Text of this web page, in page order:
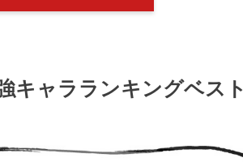
キャラランキングベスト